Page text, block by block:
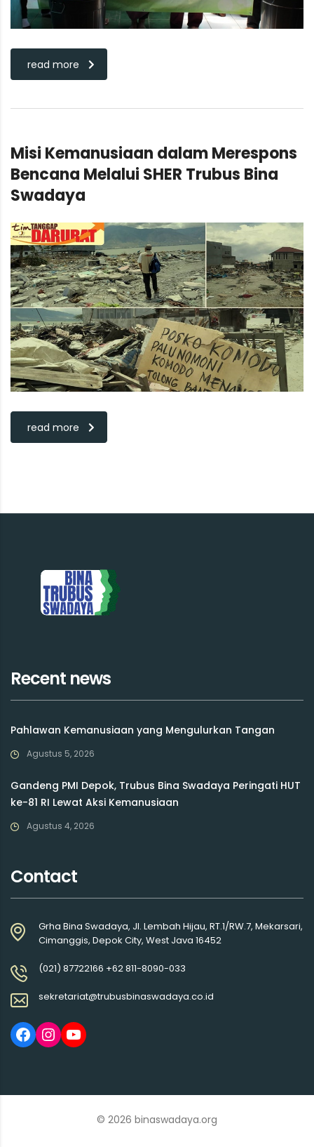
read more
Misi Kemanusiaan dalam Merespons
Bencana Melalui SHER Trubus Bina
Swadaya
read more
Recent news
Pahlawan Kemanusiaan yang Mengulurkan Tangan
Agustus 5, 2026
Gandeng PMI Depok, Trubus Bina Swadaya Peringati HUT
ke-81 RI Lewat Aksi Kemanusiaan
Agustus 4, 2026
Contact
Grha Bina Swadaya, Jl. Lembah Hijau, RT.1/RW.7, Mekarsari,
Cimanggis, Depok City, West Java 16452
(021) 87722166 +62 811-8090-033
sekretariat@trubusbinaswadaya.co.id
© 2026 binaswadaya.org